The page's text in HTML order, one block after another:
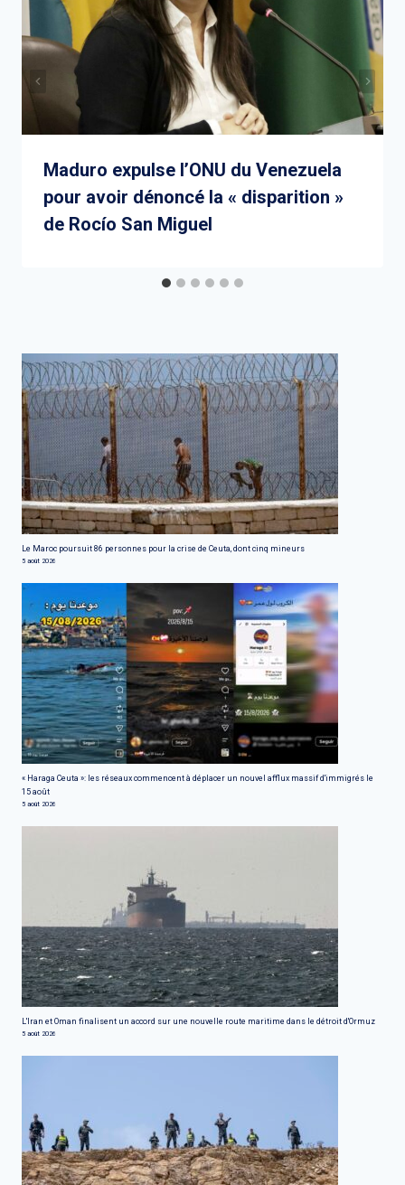
Maduro expulse l’ONU du Venezuela
pour avoir dénoncé la « disparition »
de Rocío San Miguel
Le Maroc poursuit 86 personnes pour la crise de Ceuta, dont cinq mineurs
5 août 2026
« Haraga Ceuta »: les réseaux commencent à déplacer un nouvel afflux massif d'immigrés le
15 août
5 août 2026
L'Iran et Oman finalisent un accord sur une nouvelle route maritime dans le détroit d'Ormuz
5 août 2026